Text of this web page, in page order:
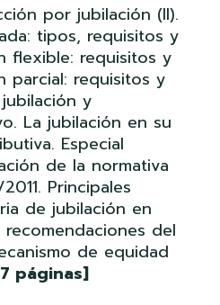
por jubilación (II).
tipos, requisitos y
flexible: requisitos y
parcial: requisitos y
y
La jubilación en su
Especial
de la normativa
Principales
de jubilación en
del
de equidad
páginas]